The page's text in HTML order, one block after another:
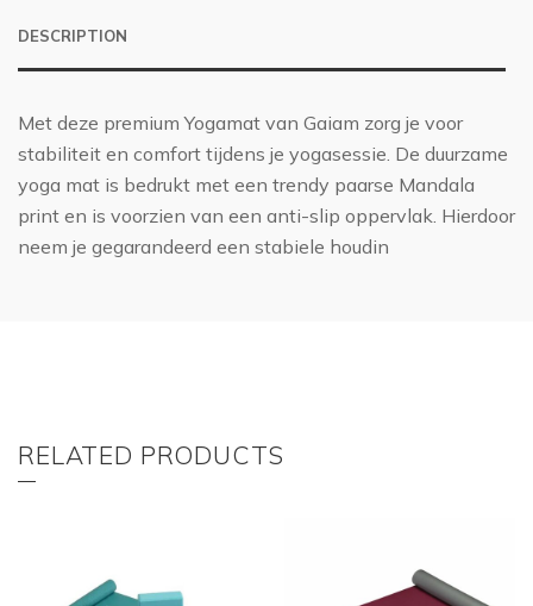
DESCRIPTION
Met deze premium Yogamat van Gaiam zorg je voor
stabiliteit en comfort tijdens je yogasessie. De duurzame
yoga mat is bedrukt met een trendy paarse Mandala
print en is voorzien van een anti-slip oppervlak. Hierdoor
neem je gegarandeerd een stabiele houdin
RELATED PRODUCTS